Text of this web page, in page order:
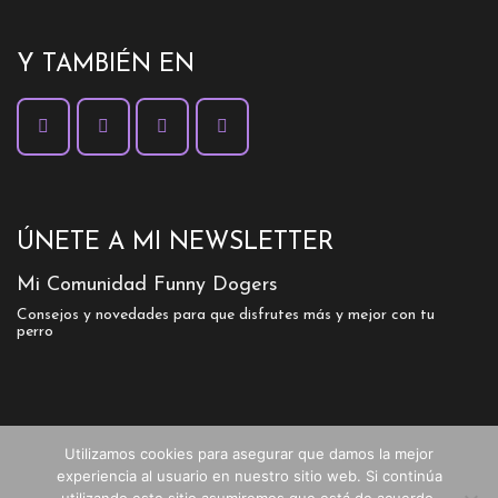
Y TAMBIÉN EN
ÚNETE A MI NEWSLETTER
Mi Comunidad Funny Dogers
Consejos y novedades para que disfrutes más y mejor con tu
perro
Utilizamos cookies para asegurar que damos la mejor
experiencia al usuario en nuestro sitio web. Si continúa